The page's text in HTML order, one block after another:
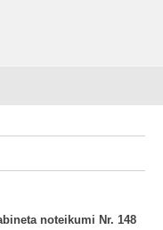
noteikumi Nr. 148